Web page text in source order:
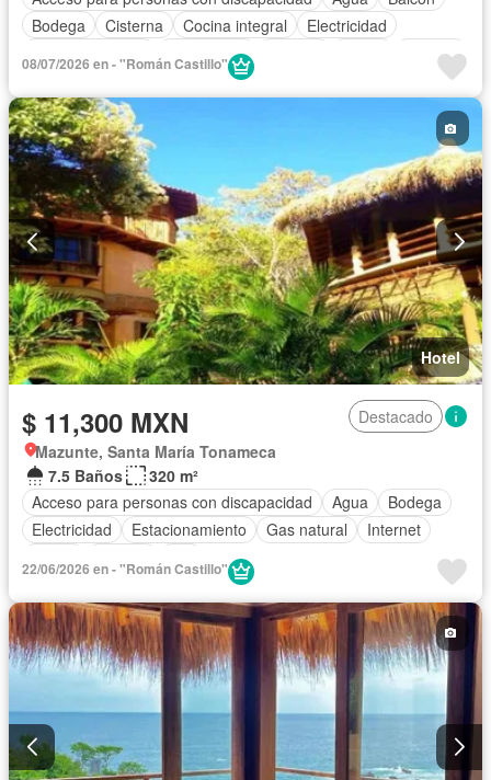
Bodega
Cisterna Cocina integral
Electricidad
Gas natural
Terraza
Zonas verdes
Completamente amueblado
08/07/2026 en - "Román Castillo"
Hotel
$ 11,300 MXN
Destacado
Mazunte, Santa María Tonameca
7.5 Baños
320 m²
Acceso para personas con discapacidad
Agua
Bodega
Electricidad
Estacionamiento Gas natural
Internet
22/06/2026 en - "Román Castillo"